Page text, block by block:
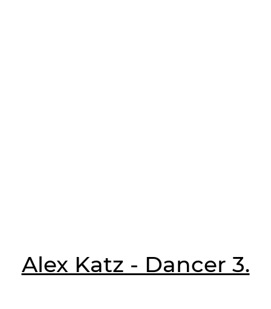
Alex Katz - Dancer 3.